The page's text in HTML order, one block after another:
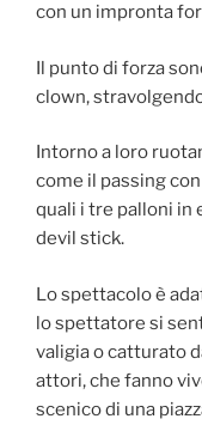
con un impronta
Il punto di forza
clown,
Intorno a loro
come il passing
quali i tre palloni in
devil stick.
Lo spettacolo è
lo spettatore si
valigia o catturato
attori, che fanno
scenico di una